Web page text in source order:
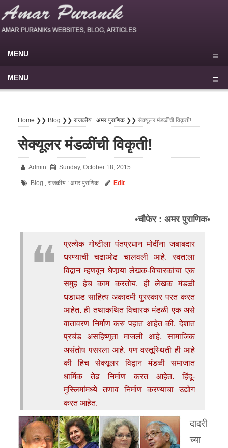
MENU
Home
My Sites
About
Privacy Policy
Disclaimer
Terms of use
MENU
राष्ट्रीय
आंतरराष्ट्रीय
परराष्ट्र
सामाजिक
उद्योग भरारी
सांस्कृतिक
नानासाहेब वळसंगकर
Home ❯❯ Blog ❯❯ राजकीय : अमर पुराणिक ❯❯ सेक्यूलर मंडळींची विकृती!
सेक्यूलर मंडळींची विकृती!
Admin Sunday, October 18, 2015
Blog राजकीय : अमर पुराणिक Edit
•चौफेर : अमर पुराणिक•
प्रत्येक गोष्टीला पंतप्रधान मोदींना जबाबदार
धरण्याची चढाओढ चालवली आहे. स्वत:ला
विद्वान म्हणवून घेणार्‍या लेखक-विचारकांचा एक
समुह हेच काम करतोय. ही लेखक मंडळी
धडाधड साहित्य अकादमी पुरस्कार परत करत
आहेत. ही तथाकथित विचारक मंडळी एक असे
वातावरण निर्माण करु पहात आहेत की, देशात
प्रचंड असहिष्णूता माजली आहे, सामाजिक
असंतोष पसरला आहे. पण वस्तूस्थिती ही आहे
की हिच सेक्यूलर विद्वान मंडळी समाजात
धार्मिक तेढ निर्माण करत आहेत. हिंदू-
मुस्लिमांमध्ये तणाव निर्माण करण्याचा उद्योग
करत आहेत.
दादरी
च्या